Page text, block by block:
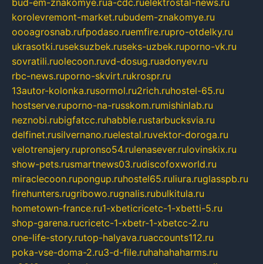
korolevremont-market.rubudem-znakomye.ru
oooagrosnab.rufpodaso.ruemfire.rupro-otdelky.ru
ukrasotki.ruseksuzbek.ruseks-uzbek.ruporno-vk.ru
sovratili.ruolecoon.ruvd-dosug.ruadonyev.ru
rbc-news.ruporno-skvirt.rukrospr.ru
13autor-kolonka.rusormol.ru2rich.ruhostel-65.ru
hostserve.ruporno-na-russkom.rumishinlab.ru
neznobi.rubigfatcc.ruhabble.rustarbucksvia.ru
delfinet.rusilvernano.ruelestal.ruvektor-doroga.ru
velotrenajery.rupronso54.rulenasever.rulovinskix.ru
show-pets.rusmartnews03.rudiscofoxworld.ru
miraclecoon.rupongup.ruhostel65.ruliura.ruglasspb.ru
firehunters.rugribowo.rugnalis.rubulkitula.ru
hometown-france.ru1-xbeticricetc-1-xbetti-5.ru
shop-garena.rucricetc-1-xbetr-1-xbetcc-2.ru
one-life-story.rutop-halyava.ruaccounts112.ru
poka-vse-doma-2.ru3-d-file.ruhahahaharms.ru